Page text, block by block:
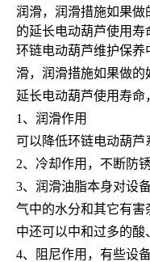
润滑，润滑措施如果
的延长电动葫芦使用寿
环链电动葫芦维护保养
滑，润滑措施如果做的
延长电动葫芦使用寿命
1、润滑作用
可以降低环链电动葫芦
2、冷却作用，不断防锈
3、润滑油脂本身对设
气中的水分和其它有
中还可以中和过多的酸
4、阻尼作用，有些设